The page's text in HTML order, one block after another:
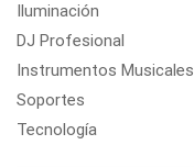
Iluminación
DJ Profesional
Instrumentos Musicales
Soportes
Tecnología